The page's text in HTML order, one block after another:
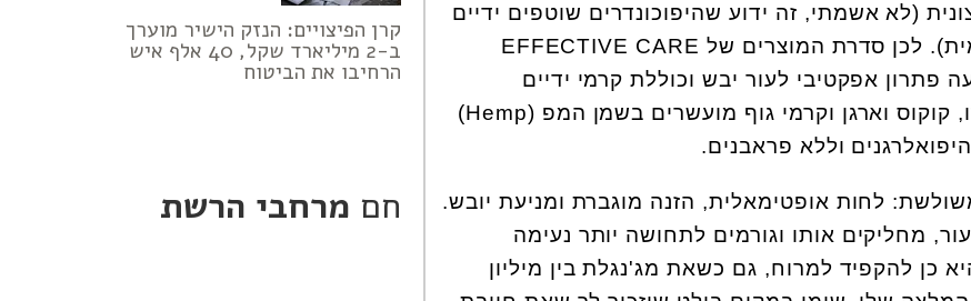
(לא אשמתי, זה ידוע שהיפוכונדרים שוטפים ידיים
באובססיביות בזמן מגיפה עולמית). לכן סדרת המוצרים של EFFECTIVE CARE
פתרון אפקטיבי לעור יבש וכוללת קרמי ידיים
מועשרים בשמני כותנה, אבוקדו, קוקוס וארגן וקרמי גוף מועשרים בשמן המפ (Hemp)
וללא פראבנים.
לחות אופטימאלית, הזנה מוגברת ומניעת יובש.
מחליקים אותו וגורמים לתחושה יותר נעימה
כן להקפיד למרוח, גם כשאת מג'נגלת בין מיליון
קרן הפיצויים: הנזק הישיר מוערך
ב-2 מיליארד שקל, 40 אלף איש
הרחיבו את הביטוח
חם מרחבי הרשת